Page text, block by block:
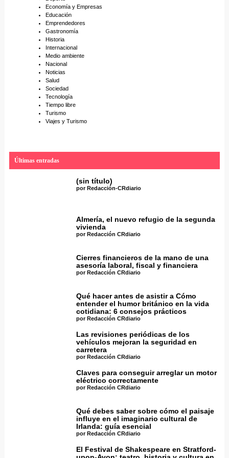
Economía y Empresas
Educación
Emprendedores
Gastronomía
Historia
Internacional
Medio ambiente
Nacional
Noticias
Salud
Sociedad
Tecnología
Tiempo libre
Turismo
Viajes y Turismo
Últimas entradas
(sin título)
por Redacción-CRdiario
Almería, el nuevo refugio de la segunda
vivienda
por Redacción CRdiario
Cierres financieros de la mano de una
asesoría laboral, fiscal y financiera
por Redacción CRdiario
Qué hacer antes de asistir a Cómo
entender el humor británico en la vida
cotidiana: 6 consejos prácticos
por Redacción CRdiario
Las revisiones periódicas de los
vehículos mejoran la seguridad en
carretera
por Redacción CRdiario
Claves para conseguir arreglar un motor
eléctrico correctamente
por Redacción CRdiario
Qué debes saber sobre cómo el paisaje
influye en el imaginario cultural de
Irlanda: guía esencial
por Redacción CRdiario
El Festival de Shakespeare en Stratford-